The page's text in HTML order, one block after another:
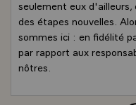
seulement eux
des étapes nouvelles.
sommes ici : en fidélité
par rapport aux
nôtres.